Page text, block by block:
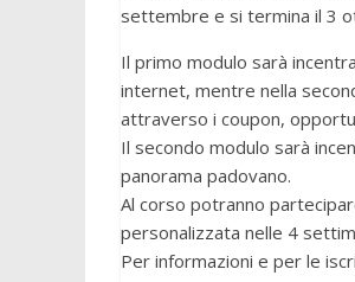
settembre e si termina il 3
Il primo modulo sarà
internet, mentre nella
attraverso i coupon,
Il secondo modulo sarà
panorama padovano.
Al corso potranno
personalizzata nelle 4
Per informazioni e per le